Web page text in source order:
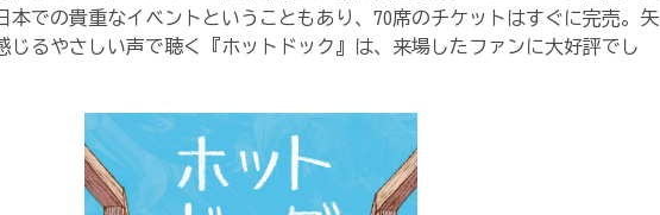
本での貴重なイベントということもあり、70席のチケットはすぐに完売。矢
じるやさしい声で聴く『ホットドック』は、来場したファンに大好評でし